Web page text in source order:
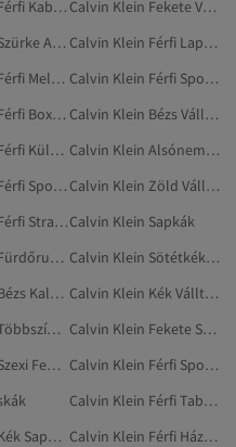
Calvin Klein Férfi Kabátok És Dzsekik
Calvin Klein Fekete Válltáskák
Calvin Klein Szürke Alsóneműszettek
Calvin Klein Férfi Laptoptáskák
Calvin Klein Férfi Melegítőszettek
Calvin Klein Férfi Sportpólók
Calvin Klein Férfi Boxeralsó
Calvin Klein Bézs Válltáskák
Calvin Klein Férfi Kültéri
Calvin Klein Alsóneműszettek
Calvin Klein Férfi Sport És Szabadtér
Calvin Klein Zöld Válltáskák
Calvin Klein Férfi StrandruházatCalvin Klein Sapkák
Calvin Klein Fürdőruhák
Calvin Klein Sötétkék Szoknyák
Calvin Klein Bézs Kalapok, Sapkák És Kesztyűk
Calvin Klein Kék Válltáskák
Calvin Klein Többszínű Válltáskák
Calvin Klein Fekete Szexi Fehérnemű
Calvin Klein Szexi Fehérnemű
Calvin Klein Férfi Sportruházat
Calvin Klein Férfi Tablet
Calvin Klein Kék Sapkák, Kalapok
Calvin Klein Férfi Házipapucsok